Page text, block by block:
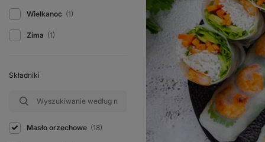
Wielkanoc (1)
Zima (1)
Składniki
Masło orzechowe (18)